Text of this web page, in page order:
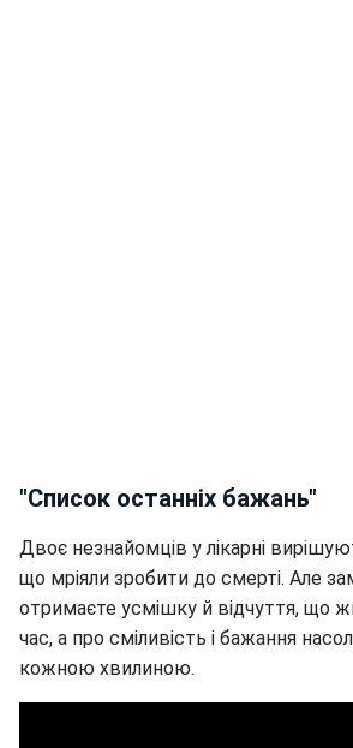
"Список останніх бажань"
Двоє незнайомців у лікарні
що мріяли зробити до смерті. Але
отримаєте усмішку й відчуття, що
час, а про сміливість і бажання
кожною хвилиною.